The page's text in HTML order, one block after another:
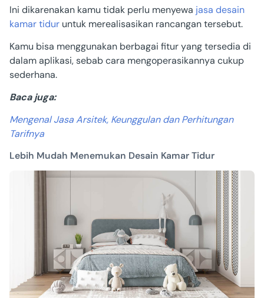
Ini dikarenakan kamu tidak perlu menyewa jasa desain
kamar tidur untuk merealisasikan rancangan tersebut.
Kamu bisa menggunakan berbagai fitur yang tersedia di
dalam aplikasi, sebab cara mengoperasikannya cukup
sederhana.
Baca juga:
Mengenal Jasa Arsitek, Keunggulan dan Perhitungan
Tarifnya
Lebih Mudah Menemukan Desain Kamar Tidur